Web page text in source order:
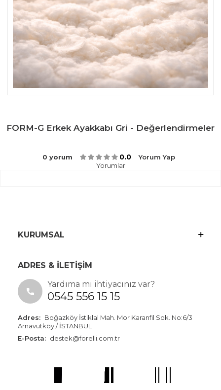
FORM-G Erkek Ayakkabı Gri - Değerlendirmeler
0 yorum 0.0
Yorum Yap
Yorumlar
KURUMSAL
ADRES & İLETİŞİM
Yardıma mı ihtiyacınız var?
0545 556 15 15
Adres: Boğazköy İstiklal Mah. Mor Karanfil Sok. No:6/3
Arnavutköy / İSTANBUL
E-Posta: destek@forelli.com.tr